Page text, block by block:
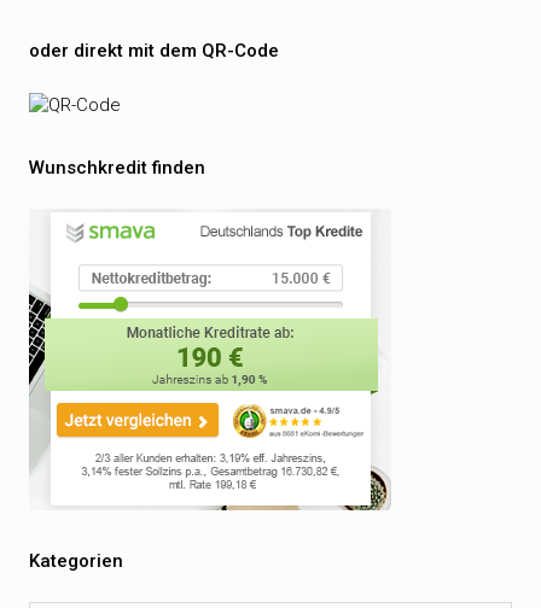
oder direkt mit dem QR-Code
Wunschkredit finden
Kategorien